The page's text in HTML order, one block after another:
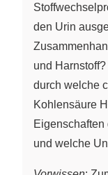
den Urin
und
durch welche
Kohlensäure
und welche